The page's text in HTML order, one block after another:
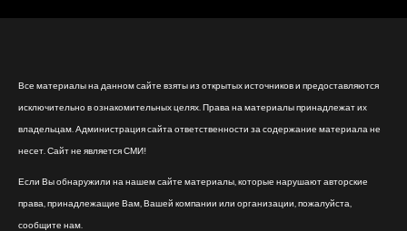
Все материалы на данном сайте взяты из открытых источников и предоставляются
исключительно в ознакомительных целях. Права на материалы принадлежат их
владельцам. Администрация сайта ответственности за содержание материала не
несет. Сайт не является СМИ!
Если Вы обнаружили на нашем сайте материалы, которые нарушают авторские
права, принадлежащие Вам, Вашей компании или организации, пожалуйста,
сообщите нам.